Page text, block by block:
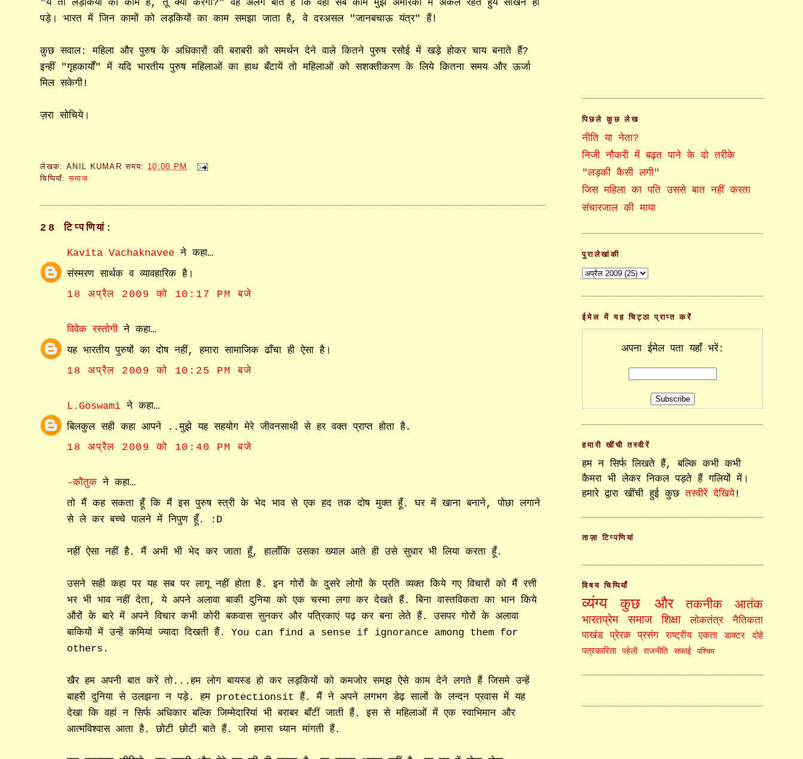
"ये तो लड़कियों का काम है, तू क्या करेगा?" वह अलग बात है कि वही सब काम मुझे अमेरिका में अकेले रहते हुये सीखने ही
पड़े। भारत में जिन कामों को लड़कियों का काम समझा जाता है, वे दरअसल "जानबचाऊ यंत्र" हैं!
कुछ सवाल: महिला और पुरुष के अधिकारों की बराबरी को समर्थन देने वाले कितने पुरुष रसोई में खड़े होकर चाय बनाते हैं?
इन्हीं "गृहकार्यों" में यदि भारतीय पुरुष महिलाओं का हाथ बँटायें तो महिलाओं को सशक्तीकरण के लिये कितना समय और ऊर्जा
मिल सकेगी!
ज़रा सोचिये।
लेखक: ANIL KUMAR समय: 10:00 PM
चिप्पियाँ:समाज
28 टिप्‍पणियां:
Kavita Vachaknavee ने कहा…
संस्मरण सार्थक व व्यावहारिक है।
18 अप्रैल 2009 को 10:17 PM बजे
विवेक रस्तोगी ने कहा…
यह भारतीय पुरुषों का दोष नहीं, हमारा सामाजिक ढाँचा ही ऐसा है।
18 अप्रैल 2009 को 10:25 PM बजे
L.Goswami ने कहा…
बिलकुल सही कहा आपने ..मुझे यह सहयोग मेरे जीवनसाथी से हर वक्त प्राप्त होता है.
18 अप्रैल 2009 को 10:40 PM बजे
-कौतुक ने कहा…
तो मैं कह सकता हूँ कि मैं इस पुरुष स्त्री के भेद भाव से एक हद तक दोष मुक्त हूँ. घर में खाना बनाने, पोछा लगाने
से ले कर बच्चे पालने में निपुण हूँ. :D
नहीं ऐसा नहीं है. मैं अभी भी भेद कर जाता हूँ, हालाँकि उसका ख्याल आते ही उसे सुधार भी लिया करता हूँ.
उसने सही कहा पर यह सब पर लागू नहीं होता है. इन गोरों के दुसरे लोगों के प्रति व्यक्त किये गए विचारों को मैं रत्ती
भर भी भाव नहीं देता, ये अपने अलावा बाकी दुनिया को एक चस्मा लगा कर देखते हैं. बिना वास्तविकता का भान किये
औरों के बारे में अपने विचार कभी कोरी बकवास सुनकर और पत्रिकाएं पढ़ कर बना लेते हैं. उसपर गोरों के अलावा
बाकियों में उन्हें कमियां ज्यादा दिखती हैं. You can find a sense if ignorance among them for
others.
खैर हम अपनी बात करें तो...हम लोग बायस्ड हो कर लड़कियों को कमजोर समझ ऐसे काम देने लगते हैं जिसमे उन्हें
बाहरी दुनिया से उलझना न पड़े. हम protectionsit हैं. मैं ने अपने लगभग डेढ़ सालों के लन्दन प्रवास में यह
देखा कि वहां न सिर्फ अधिकार बल्कि जिम्मेदारियां भी बराबर बाँटीं जाती हैं. इस से महिलाओं में एक स्वाभिमान और
आत्मविश्वास आता है. छोटी छोटी बाते हैं. जो हमारा ध्यान मांगती हैं.
पिछले कुछ लेख
नीति या नेता?
निजी नौकरी में बढ़त पाने के दो तरीके
"लड़की कैसी लगी"
जिस महिला का पति उससे बात नहीं करता
संचारजाल की माया
पुरालेखांकी
ईमेल में यह चिट्ठा प्राप्त करें
अपना ईमेल पता यहाँ भरें:
हमारी खींची तस्वीरें
हम न सिर्फ लिखते हैं, बल्कि कभी कभी
कैमरा भी लेकर निकल पड़ते हैं गलियों में।
हमारे द्वारा खींची हुई कुछतस्वीरें देखिये!
ताज़ा टिप्पणियां
विषय चिप्पियाँ
व्यंग्य कुछ और तकनीक आतंक
भारतप्रेम समाज शिक्षा लोकतंत्र
नैतिकता
पाखंड
प्रेरक प्रसंग राष्ट्रीय एकता डाक्टर
दोहे
पत्रकारिता
पहेली राजनीति सफाई पश्चिम